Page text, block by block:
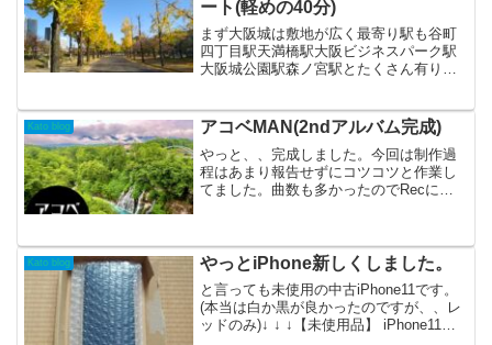
ート(軽めの40分)
まず大阪城は敷地が広く最寄り駅も谷町
四丁目駅天満橋駅大阪ビジネスパーク駅
大阪城公園駅森ノ宮駅とたくさん有りま
トで出来ますね。solobass Kato 地元民な
らではの...
Kato blog アコベMAN(2ndアルバム完成)
やっと、、完成しました。今回は制作過
程はあまり報告せずにコツコツと作業し
てました。曲数も多かったのでRecにか
アコベMANスケジュー...
Kato blog やっとiPhone新しくしました。
と言っても未使用の中古iPhone11です。
(本当は白か黒が良かったのですが、、レ
ッドのみ)↓ ↓ ↓【未使用品】 iPhone11